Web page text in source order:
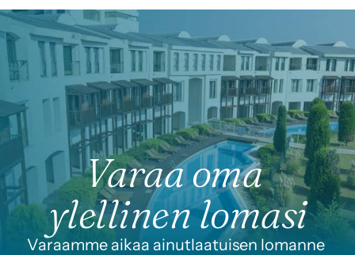
Varaa oma
ylellinen lomasi
Varaamme aikaa ainutlaatuisen lomanne